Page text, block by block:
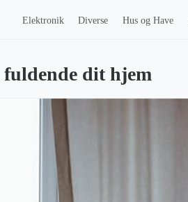
Elektronik Diverse Hus og Have
dit hjem